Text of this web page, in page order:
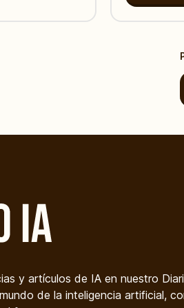
y artículos de IA en nuestro
de la inteligencia artificial,